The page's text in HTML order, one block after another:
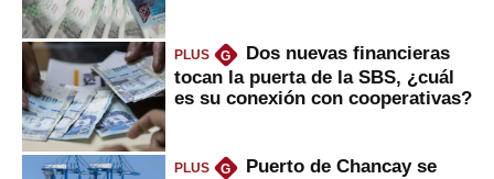
PLUS G
Dos nuevas financieras
tocan la puerta de la SBS, ¿cuál
es su conexión con cooperativas?
PLUS G
Puerto de Chancay se